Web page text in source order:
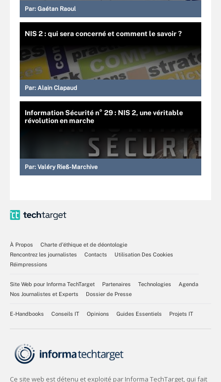
Par: Gaétan Raoul
NIS 2 : qui sera concerné et comment le savoir ?
Par: Alain Clapaud
Information Sécurité n° 29 : NIS 2, une véritable
révolution en marche
Par: Valéry Rieß-Marchive
À Propos
Charte d’éthique et de déontologie
Rencontrez les journalistes
Contacts
Utilisation Des Cookies
Réimpressions
Site Web pour Informa TechTarget Partenaires Technologies
Agenda
Nos Journalistes et Experts
Dossier de Presse
E-Handbooks Conseils IT Opinions Guides Essentiels Projets IT